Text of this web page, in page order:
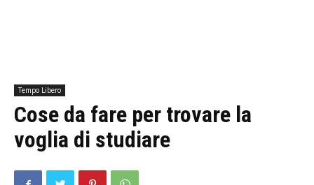
Tempo Libero
Cose da fare per trovare la
voglia di studiare